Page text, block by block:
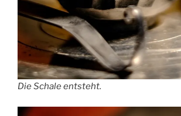
Die Schale entsteht.